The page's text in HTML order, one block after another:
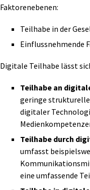
Faktorenebenen:
Teilhabe in der
Einflussnehmende
Digitale Teilhabe lässt
Teilhabe an
geringe
digitaler
Teilhabe durch
umfasst
eine umfassende